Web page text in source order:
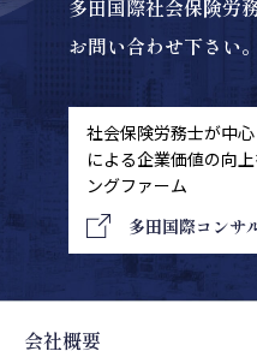
多田国際社会保険労
お問い合わせ下さい。
社会保険労務士が中
による企業価値の向
ングファーム
多田国際コンサ
会社概要